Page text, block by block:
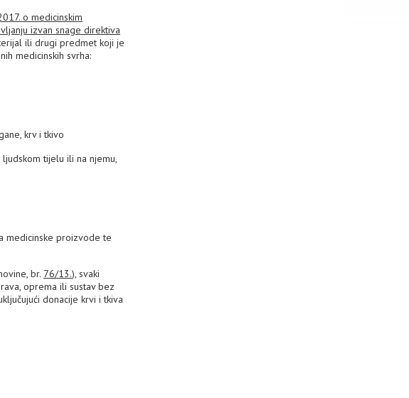
o medicinskim
izvan snage direktiva
ili drugi predmet koji je
medicinskih svrha:
krv i tkivo
tijelu ili na njemu,
medicinske proizvode te
br. 76/13.), svaki
oprema ili sustav bez
donacije krvi i tkiva